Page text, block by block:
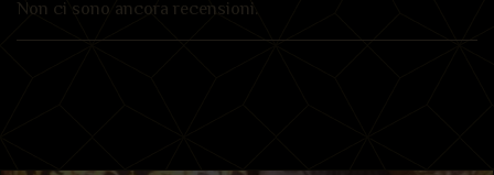
Non ci sono ancora recensioni.